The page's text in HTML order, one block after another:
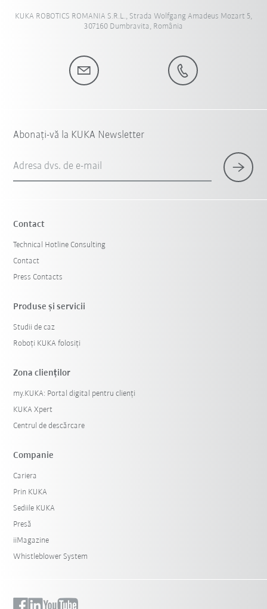
KUKA ROBOTICS ROMANIA S.R.L., Strada Wolfgang Amadeus Mozart 5,
307160 Dumbravita, România
Abonați-vă la KUKA Newsletter
Adresa dvs. de e-mail
Contact
Technical Hotline Consulting
Contact
Press Contacts
Produse şi servicii
Studii de caz
Roboți KUKA folosiți
Zona clienților
my.KUKA: Portal digital pentru clienți
KUKA Xpert
Centrul de descărcare
Companie
Cariera
Prin KUKA
Sediile KUKA
Presă
iiMagazine
Whistleblower System